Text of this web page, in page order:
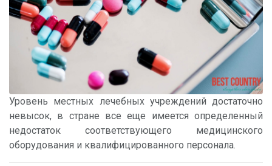
Уровень местных лечебных учреждений достаточно
невысок, в стране все еще имеется определенный
недостаток соответствующего медицинского
оборудования и квалифицированного персонала.